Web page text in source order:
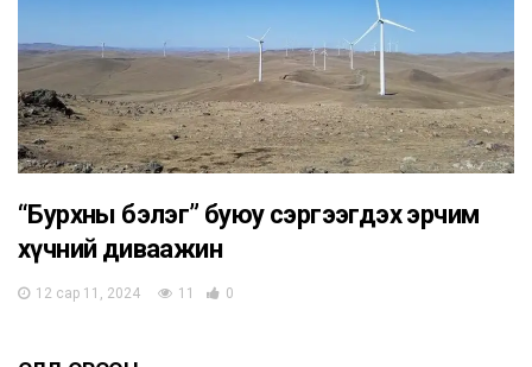
“Бурхны бэлэг” буюу сэргээгдэх эрчим
хүчний диваажин
12 сар 11, 2024 11 0